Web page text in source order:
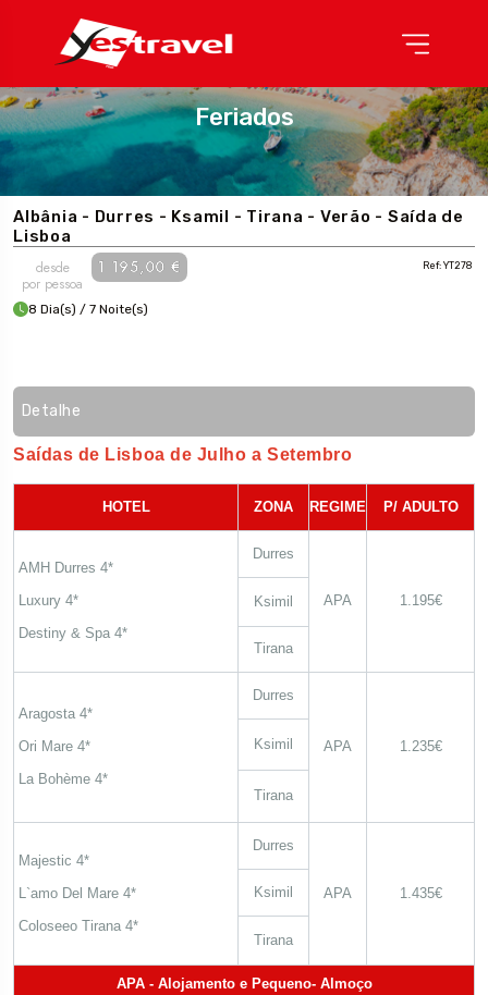
Feriados
Albânia - Durres - Ksamil - Tirana - Verão - Saída de
Lisboa
desde
por pessoa
1 195,00 €
8 Dia(s) / 7 Noite(s)
Ref: YT278
Detalhe
Saídas de Lisboa de Julho a Setembro
HOTEL ZONA REGIME P/ ADULTO
AMH Durres 4*
Luxury 4*
Destiny & Spa 4*
Durres
APA 1.195€
Ksimil
Tirana
Aragosta 4*
Ori Mare 4*
La Bohème 4*
Durres
APA 1.235€
Ksimil
Tirana
Majestic 4*
L`amo Del Mare 4*
Coloseeo Tirana 4*
Durres
APA 1.435€
Ksimil
Tirana
APA - Alojamento e Pequeno- Almoço